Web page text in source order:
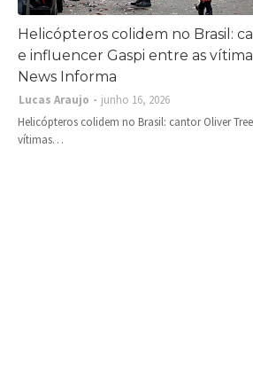
Helicópteros colidem no Brasil:
e influencer Gaspi entre as
News Informa
Lucas Araujo
junho 16, 2026
Helicópteros colidem no Brasil: cantor Oliver
vítimas…